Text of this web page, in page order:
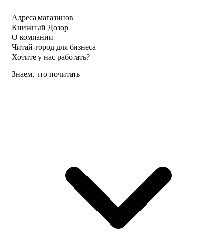
Адреса магазинов
Книжный Дозор
О компании
Читай-город для бизнеса
Хотите у нас работать?
Знаем, что почитать